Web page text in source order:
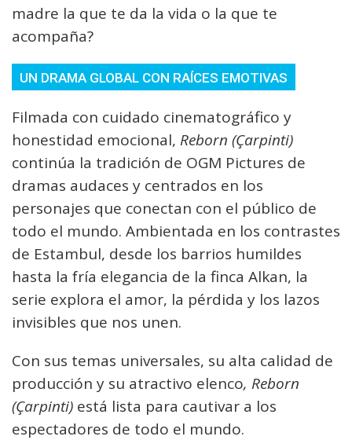
madre la que te da la vida o la que te
acompaña?
UN DRAMA GLOBAL CON RAÍCES EMOTIVAS
Filmada con cuidado cinematográfico y
honestidad emocional, Reborn (Çarpinti)
continúa la tradición de OGM Pictures de
dramas audaces y centrados en los
personajes que conectan con el público de
todo el mundo. Ambientada en los contrastes
de Estambul, desde los barrios humildes
hasta la fría elegancia de la finca Alkan, la
serie explora el amor, la pérdida y los lazos
invisibles que nos unen.
Con sus temas universales, su alta calidad de
producción y su atractivo elenco, Reborn
(Çarpinti) está lista para cautivar a los
espectadores de todo el mundo.